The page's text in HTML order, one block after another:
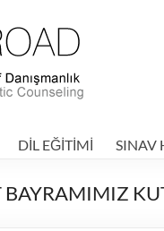
DİL EĞİTİMİ SINAV